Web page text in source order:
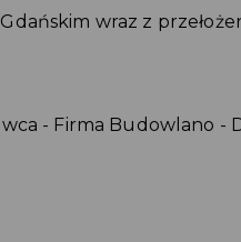
wraz z
- Firma Budowlano -